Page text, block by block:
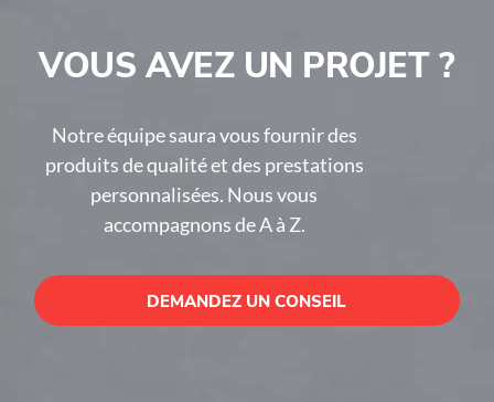
VOUS AVEZ UN PROJET ?
Notre équipe saura vous fournir des
produits de qualité et des prestations
personnalisées. Nous vous
accompagnons de A à Z.
DEMANDEZ UN CONSEIL